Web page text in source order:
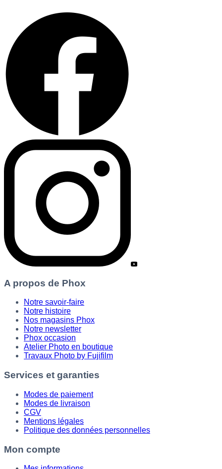
A propos de Phox
Notre savoir-faire
Notre histoire
Nos magasins Phox
Notre newsletter
Phox occasion
Atelier Photo en boutique
Travaux Photo by Fujifilm
Services et garanties
Modes de paiement
Modes de livraison
CGV
Mentions légales
Politique des données personnelles
Mon compte